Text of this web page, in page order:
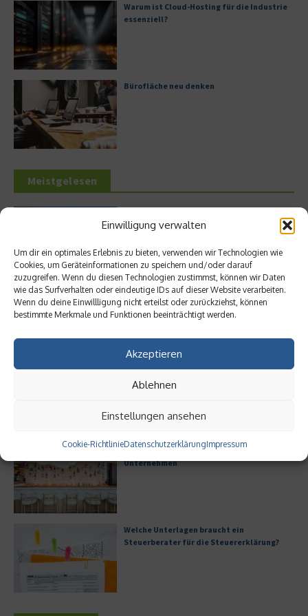
Einwilligung verwalten
Um dir ein optimales Erlebnis zu bieten, verwenden wir Technologien wie
Cookies, um Geräteinformationen zu speichern und/oder darauf
zuzugreifen. Wenn du diesen Technologien zustimmst, können wir Daten
wie das Surfverhalten oder eindeutige IDs auf dieser Website verarbeiten.
Wenn du deine Einwillligung nicht erteilst oder zurückziehst, können
bestimmte Merkmale und Funktionen beeinträchtigt werden.
Akzeptieren
Ablehnen
Einstellungen ansehen
Cookie-RichtlinieDatenschutzerklärungImpressum
Warum ist Cloud-Hosting für die Industrie
essenziell?
Bürofläche neu denken
Meistgelesen
Geschäftskontos für kleine Unternehmen
Hilton Worldwide: Eine Ikone der globalen
Hotellerie im Wandel der Zeit
Digitalisierung als Wettbewerbsvorteil
Digitale Transformation in kleinen
Unternehmen
Welche Unterlagen braucht ein
Steuerberater für die Steuererklärung?